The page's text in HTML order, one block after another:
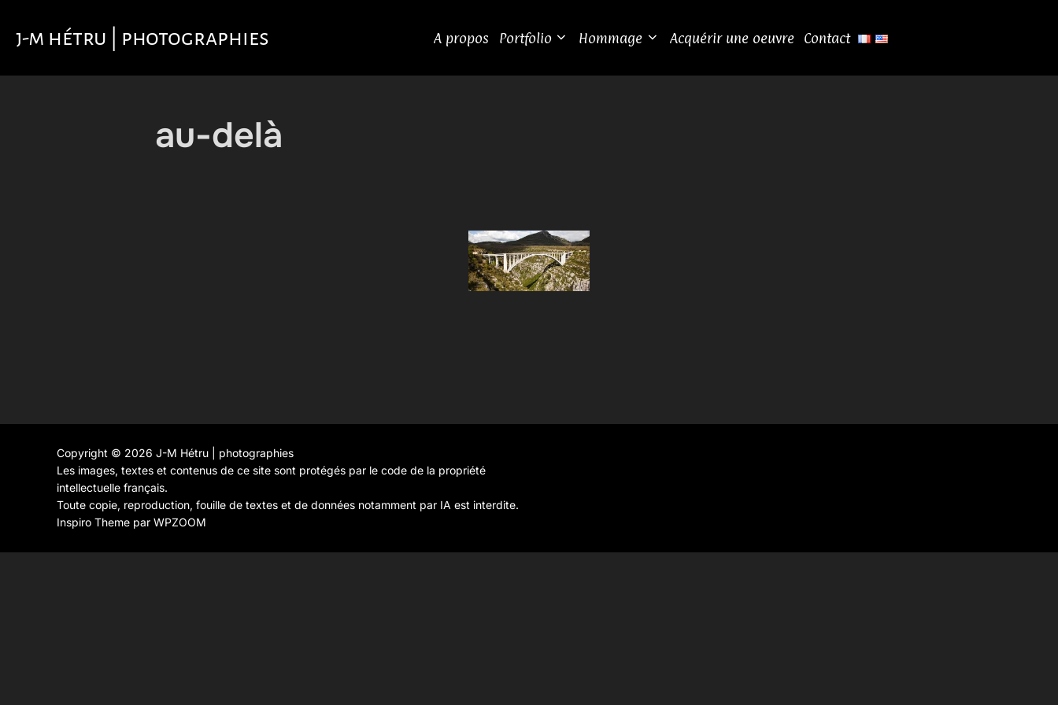
contenu
j-m hétru | photographies A propos Portfolio Hommage Acquérir une oeuvre Contact
au-delà
Copyright © 2026 J-M Hétru | photographies
Les images, textes et contenus de ce site sont protégés par le code de la propriété
intellectuelle français.
Toute copie, reproduction, fouille de textes et de données notamment par IA est interdite.
Inspiro Theme par WPZOOM